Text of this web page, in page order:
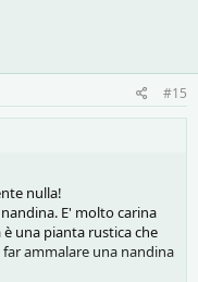
#15
nulla!
E' molto carina
una pianta rustica che
ammalare una nandina